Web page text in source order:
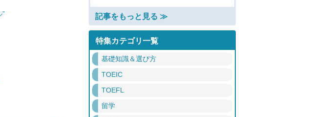
記事をもっと見る ≫
特集カテゴリ一覧
基礎知識＆選び方
TOEIC
TOEFL
留学